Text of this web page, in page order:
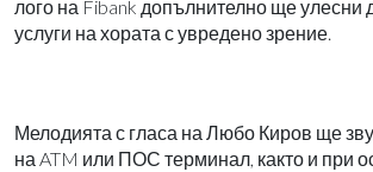
лого на Fibank допълнително ще улесни
услуги на хората с увредено зрение.
Мелодията с гласа на Любо Киров ще
на ATM или ПОС терминал, както и при